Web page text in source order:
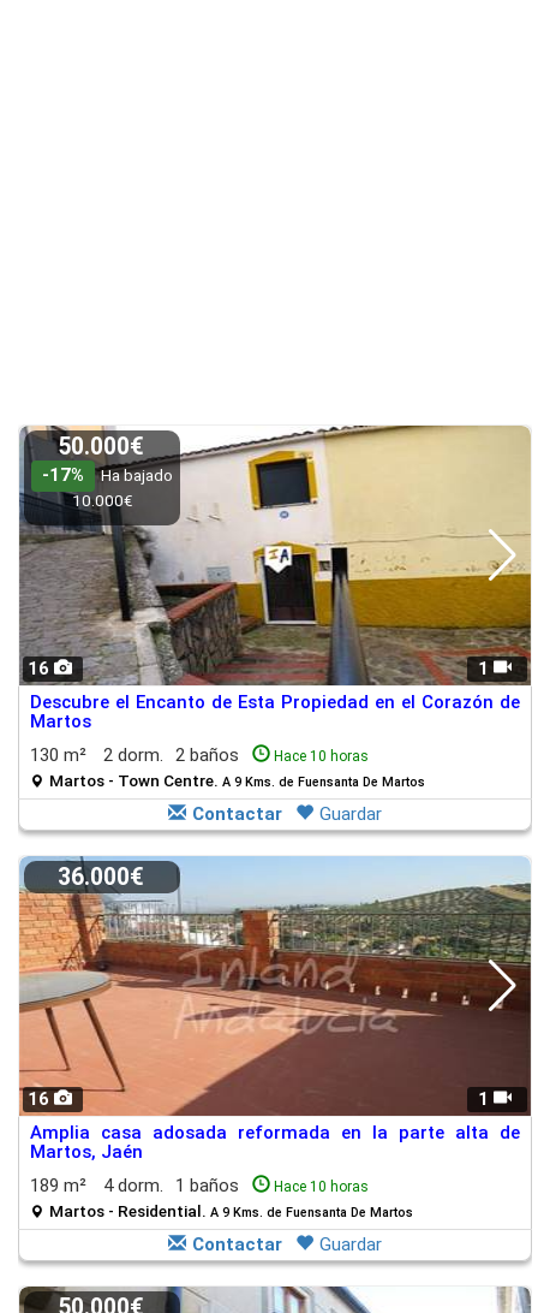
16 1
50.000€
-17%
Ha bajado
10.000€
Descubre el Encanto de Esta Propiedad en el Corazón de
Martos
130 m²
2 dorm. 2 baños Hace 10 horas
Martos - Town Centre. A 9 Kms. de Fuensanta De Martos
Contactar Guardar
16 1
36.000€
Amplia casa adosada reformada en la parte alta de
Martos, Jaén
189 m²
4 dorm. 1 baños Hace 10 horas
Martos - Residential. A 9 Kms. de Fuensanta De Martos
Contactar Guardar